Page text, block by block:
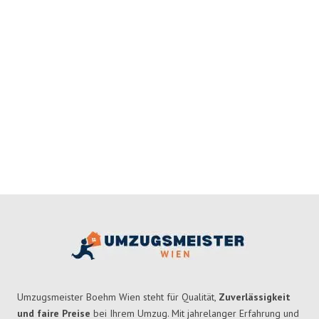
Umzugsmeister Boehm Wien steht für Qualität, Zuverlässigkeit
und faire Preise bei Ihrem Umzug. Mit jahrelanger Erfahrung und